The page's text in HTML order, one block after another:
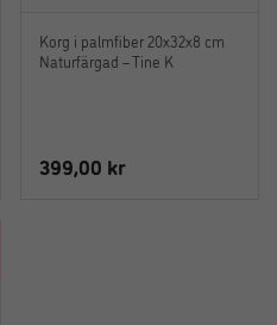
Korg i palmfiber 20x32x8 cm
Naturfärgad – Tine K
399,00 kr